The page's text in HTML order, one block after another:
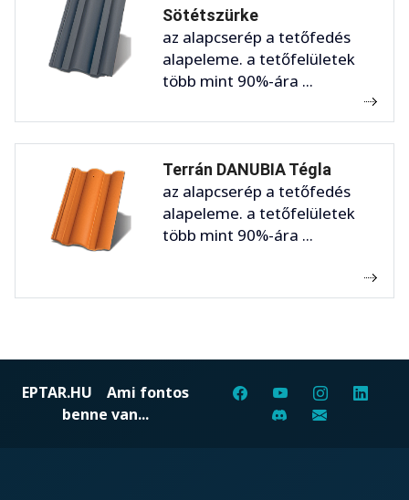
Sötétszürke
az alapcserép a tetőfedés
alapeleme. a tetőfelületek
több mint 90%-ára ...
Terrán DANUBIA Tégla
az alapcserép a tetőfedés
alapeleme. a tetőfelületek
több mint 90%-ára ...
EPTAR.HU Ami fontos
benne van...